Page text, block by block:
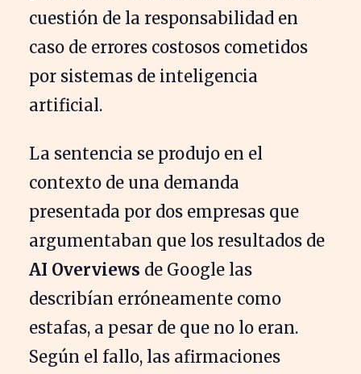
cuestión de la responsabilidad en
caso de errores costosos cometidos
por sistemas de inteligencia
artificial.
La sentencia se produjo en el
contexto de una demanda
presentada por dos empresas que
argumentaban que los resultados de
AI Overviews de Google las
describían erróneamente como
estafas, a pesar de que no lo eran.
Según el fallo, las afirmaciones